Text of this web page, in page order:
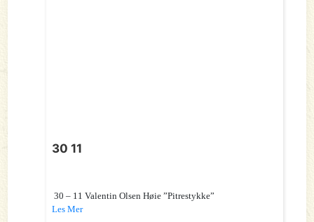
30 11
30 – 11 Valentin Olsen Høie ”Pitrestykke”
Les Mer